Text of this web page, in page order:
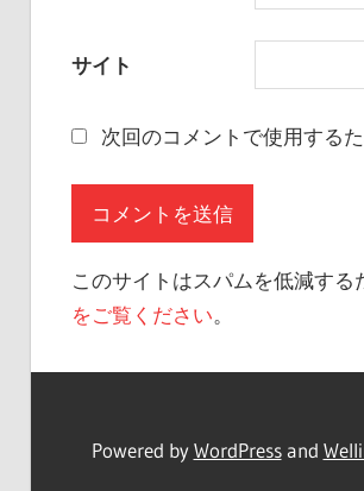
サイト
次回のコメントで使用する
このサイトはスパムを低減する
をご覧ください。
Powered byWordPressand